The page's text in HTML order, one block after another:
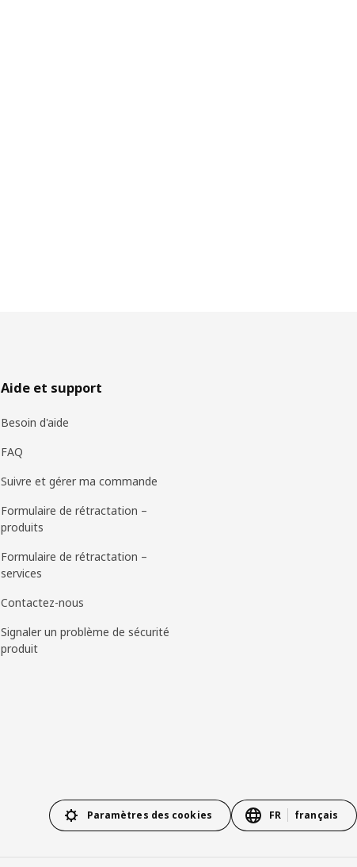
Aide et support
Besoin d'aide
FAQ
Suivre et gérer ma commande
Formulaire de rétractation –
produits
Formulaire de rétractation –
services
Contactez-nous
Signaler un problème de sécurité
produit
Paramètres des cookies FR français